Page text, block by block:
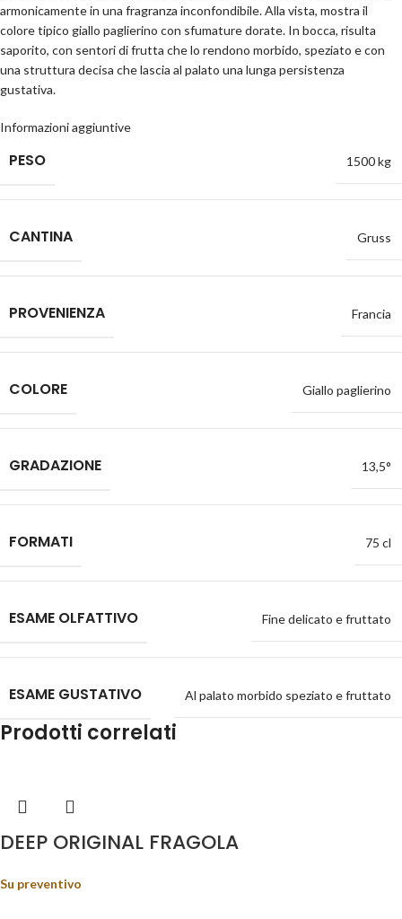
armonicamente in una fragranza inconfondibile. Alla vista, mostra il
colore tipico giallo paglierino con sfumature dorate. In bocca, risulta
saporito, con sentori di frutta che lo rendono morbido, speziato e con
una struttura decisa che lascia al palato una lunga persistenza
gustativa.
Informazioni aggiuntive
PESO 1500 kg
CANTINA Gruss
PROVENIENZA Francia
COLORE Giallo paglierino
GRADAZIONE 13,5°
FORMATI 75 cl
ESAME OLFATTIVO Fine delicato e fruttato
ESAME GUSTATIVO Al palato morbido speziato e fruttato
Prodotti correlati
DEEP ORIGINAL FRAGOLA
Su preventivo